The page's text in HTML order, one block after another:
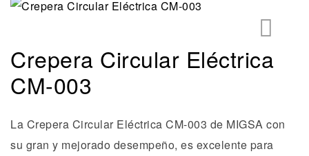
Crepera Circular Eléctrica
CM-003
La Crepera Circular Eléctrica CM-003 de MIGSA con
su gran y mejorado desempeño, es excelente para